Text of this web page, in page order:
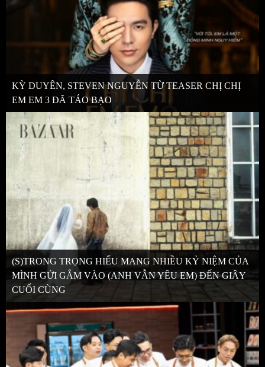
KỲ DUYÊN, STEVEN NGUYỄN TỪ TEASER CHỊ CHỊ
EM EM 3 ĐÃ TÁO BẠO
(S)TRONG TRỌNG HIẾU MANG NHIỀU KỶ NIỆM CỦA
MÌNH GỬI GẮM VÀO (ANH VẪN YÊU EM) ĐẾN GIÂY
CUỐI CÙNG